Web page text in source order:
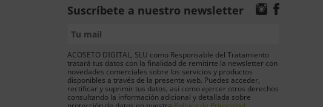
Suscríbete a nuestro newsletter
ACOSETO DIGITAL, SLU como Responsable del Tratamiento
tratará tus datos con la finalidad de remitirte la newsletter con
novedades comerciales sobre los servicios y productos
disponibles a través de la presente web. Puedes acceder,
rectificar y suprimir tus datos, así como ejercer otros derechos
consultando la información adicional y detallada sobre